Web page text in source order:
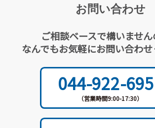
お問い合わせ
ご相談ベースで構いません
なんでもお気軽にお問い合わせ
044-922-
（営業時間9:00-17:30）